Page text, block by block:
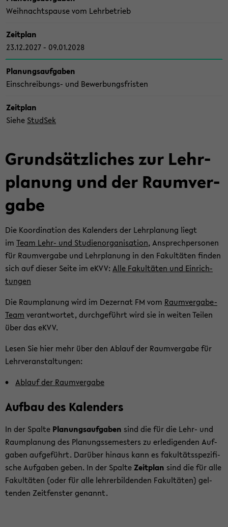
Weih­nachts­pau­se vom Lehr­be­trieb
Zeit­plan
23.12.2027 - 09.01.2028
Pla­nungs­auf­ga­ben
Einschreibungs-​ und Be­wer­bungs­fris­ten
Zeit­plan
Siehe Stud­Sek
Grund­sätz­li­ches zur Lehr­
pla­nung und der Raum­ver­
ga­be
Die Ko­or­di­na­ti­on des Ka­len­ders der Lehr­pla­nung liegt
im Team Lehr- und Stu­di­en­or­ga­ni­sa­ti­on, An­sprech­per­so­nen
für Raum­ver­ga­be und Lehr­pla­nung in den Fa­kul­tä­ten fin­den
sich auf die­ser Seite im eKVV: Alle Fa­kul­tä­ten und Ein­rich­
tun­gen
Die Raum­pla­nung wird im De­zer­nat FM vom Raumvergabe-​
Team ver­ant­wor­tet, durch­ge­führt wird sie in wei­ten Tei­len
über das eKVV.
Lesen Sie hier mehr über den Ab­lauf der Raum­ver­ga­be für
Lehr­ver­an­stal­tun­gen:
Ab­lauf der Raum­ver­ga­be
Auf­bau des Ka­len­ders
In der Spal­te Pla­nungs­auf­ga­ben sind die für die Lehr- und
Raum­pla­nung des Pla­nungs­se­mes­ters zu er­le­di­gen­den Auf­
ga­ben auf­ge­führt. Dar­über hin­aus kann es fa­kul­täts­spe­zi­fi­
sche Auf­ga­ben geben. In der Spal­teZeit­plan sind die für alle
Fa­kul­tä­ten (oder für alle leh­rer­bil­den­den Fa­kul­tä­ten) gel­
ten­den Zeit­fens­ter ge­nannt.